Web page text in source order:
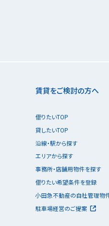
賃貸をご検討の方へ
借りたいTOP
貸したいTOP
沿線・駅から探す
エリアから探す
事務所・店舗用物件を探す
借りたい希望条件を登録
小田急不動産の自社管理物
駐車場経営のご提案